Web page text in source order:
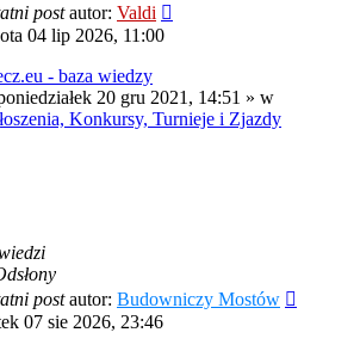
postautor: Valdi
04 lip 2026, 11:00
- baza wiedzy
20 gru 2021, 14:51 » w
Konkursy, Turnieje i Zjazdy
postautor: Budowniczy Mostów
07 sie 2026, 23:46